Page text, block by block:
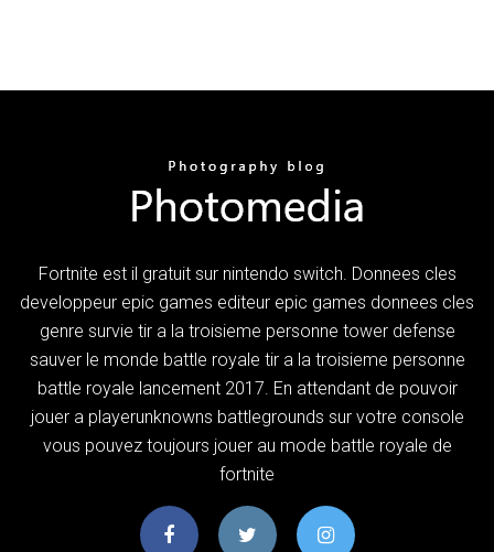
Fortnite est il gratuit sur nintendo switch. Donnees cles
developpeur epic games editeur epic games donnees cles
genre survie tir a la troisieme personne tower defense
sauver le monde battle royale tir a la troisieme personne
battle royale lancement 2017. En attendant de pouvoir
jouer a playerunknowns battlegrounds sur votre console
vous pouvez toujours jouer au mode battle royale de
fortnite